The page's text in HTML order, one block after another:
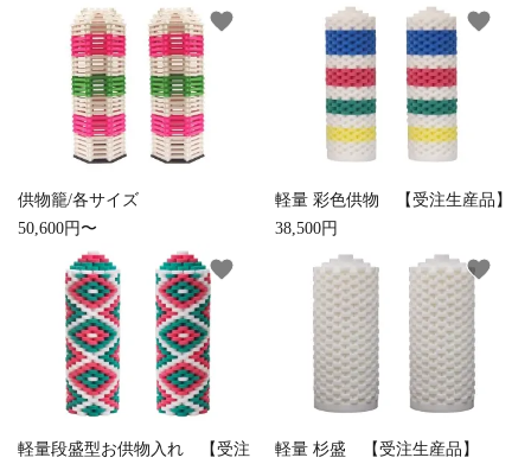
納骨壇 御香・線香
お手入れ用品
供物籠/各サイズ
50,600円〜
favorite
軽量 彩色供物 【受注生産品】
38,500円
favorite
軽量段盛型お供物入れ 【受注
favorite
軽量 杉盛 【受注生産品】
favorite